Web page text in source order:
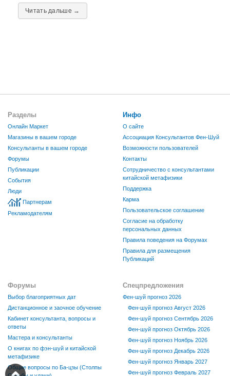
Читать дальше →
Разделы
Онлайн Маркет
Магазины в вашем городе
Консультанты в вашем городе
Форумы
Публикации
События
Люди
Партнерам
Рекламодателям
Инфо
О сайте
Ассоциация Консультантов Фен-Шуй
Возможности пользователей
Контакты
Сотрудничество с консультантами
китайской метафизики
Поддержка
Карма
Пользовательское соглашение
Согласие на обработку
персональных данных
Правила поведения на Форумах
Правила для размещения
Публикаций
Форумы
Выбор благоприятных дат
Дистанционное и заочное обучение
Кабинет консультанта, вопросы и
ответы
Мастера и консультанты
О книгах по фэн-шуй и китайской
метафизике
Общие вопросы по Ба-цзы (Столпы
Спецпредложения
Фен-шуй прогноз 2026
Фен-шуй прогноз Август 2026
Фен-шуй прогноз Сентябрь 2026
Фен-шуй прогноз Октябрь 2026
Фен-шуй прогноз Ноябрь 2026
Фен-шуй прогноз Декабрь 2026
Фен-шуй прогноз Январь 2027
Фен-шуй прогноз Февраль 2027